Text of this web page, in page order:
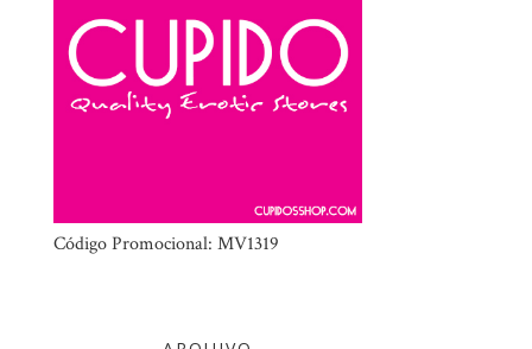
Código Promocional: MV1319